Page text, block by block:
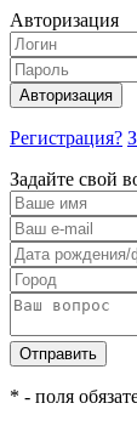
Авторизация
Авторизация
Регистрация?
Задайте свой
Отправить
* - поля